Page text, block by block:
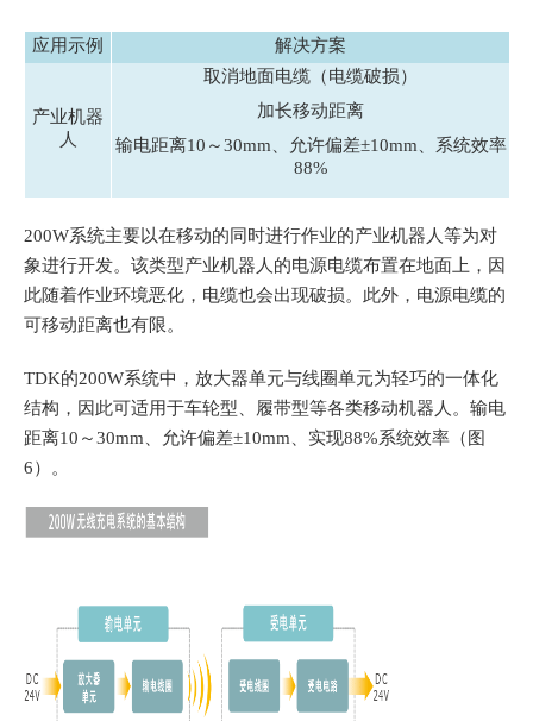
应用示例 解决方案
产业机器
人
取消地面电缆（电缆破损）
加长移动距离
输电距离10～30mm、允许偏差±10mm、系统效率
88%
200W系统主要以在移动的同时进行作业的产业机器人等为对
象进行开发。该类型产业机器人的电源电缆布置在地面上，因
此随着作业环境恶化，电缆也会出现破损。此外，电源电缆的
可移动距离也有限。
TDK的200W系统中，放大器单元与线圈单元为轻巧的一体化
结构，因此可适用于车轮型、履带型等各类移动机器人。输电
距离10～30mm、允许偏差±10mm、实现88%系统效率（图
6）。